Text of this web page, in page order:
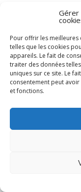
Gérer
Pour offrir les meilleures
telles que les cookies
appareils. Le fait de
traiter des données
uniques sur ce site. Le
consentement peut
et fonctions.